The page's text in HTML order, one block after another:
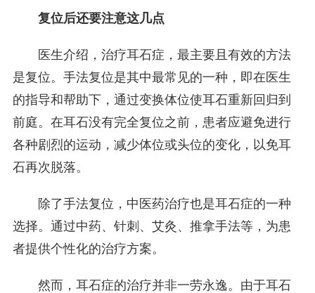
复位后还要注意这几点
医生介绍，治疗耳石症，最主要且有效的方法
是复位。手法复位是其中最常见的一种，即在医生
的指导和帮助下，通过变换体位使耳石重新回归到
前庭。在耳石没有完全复位之前，患者应避免进行
各种剧烈的运动，减少体位或头位的变化，以免耳
石再次脱落。
除了手法复位，中医药治疗也是耳石症的一种
选择。通过中药、针刺、艾灸、推拿手法等，为患
者提供个性化的治疗方案。
然而，耳石症的治疗并非一劳永逸。由于耳石